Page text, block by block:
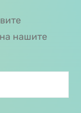
нашите